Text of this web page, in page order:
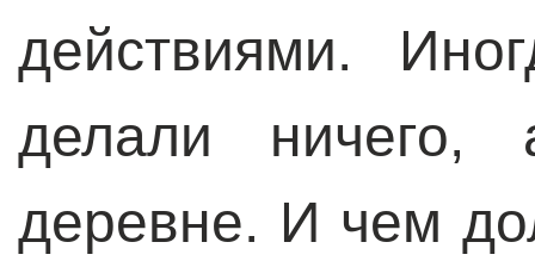
действиями.
делали ничего,
деревне. И чем